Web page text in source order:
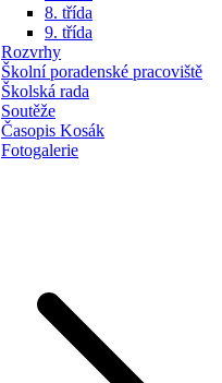
8. třída
9. třída
Rozvrhy
Školní poradenské pracoviště
Školská rada
Soutěže
Časopis Kosák
Fotogalerie